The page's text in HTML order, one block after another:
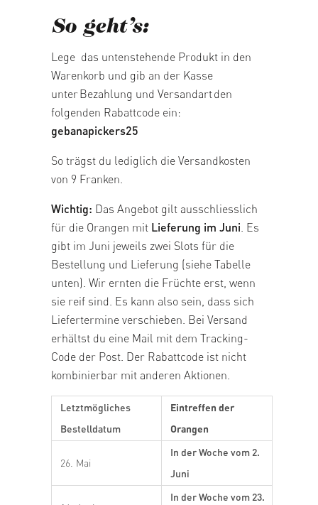
So geht’s:
Lege das untenstehende Produkt in den
Warenkorb und gib an der Kasse
unter Bezahlung und Versandartden
folgenden Rabattcode ein:
gebanapickers25
So trägst du lediglich die Versandkosten
von 9 Franken.
Wichtig: Das Angebot gilt ausschliesslich
für die Orangen mit Lieferung im Juni . Es
gibt im Juni jeweils zwei Slots für die
Bestellung und Lieferung (siehe Tabelle
unten). Wir ernten die Früchte erst, wenn
sie reif sind. Es kann also sein, dass sich
Liefertermine verschieben. Bei Versand
erhältst du eine Mail mit dem Tracking-
Code der Post. Der Rabattcode ist nicht
kombinierbar mit anderen Aktionen.
Letztmögliches
Bestelldatum
Eintreffen der
Orangen
26. Mai
In der Woche vom 2.
Juni
In der Woche vom 23.